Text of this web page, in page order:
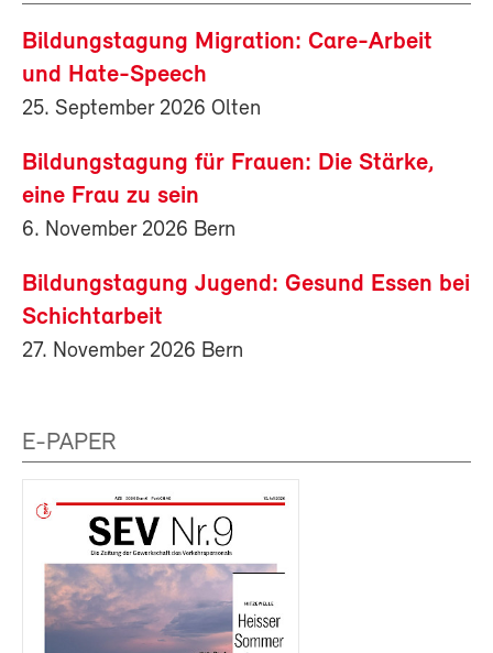
Bildungstagung Migration: Care-Arbeit
und Hate-Speech
25. September 2026 Olten
Bildungstagung für Frauen: Die Stärke,
eine Frau zu sein
6. November 2026 Bern
Bildungstagung Jugend: Gesund Essen bei
Schichtarbeit
27. November 2026 Bern
E-PAPER